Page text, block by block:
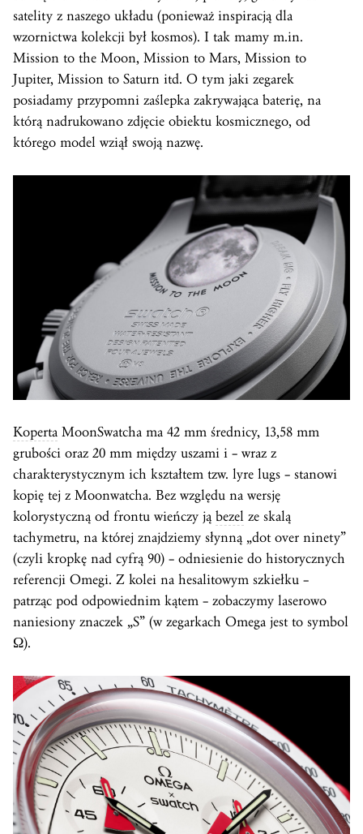
satelity z naszego układu (ponieważ inspiracją dla
wzornictwa kolekcji był kosmos). I tak mamy m.in.
Mission to the Moon, Mission to Mars, Mission to
Jupiter, Mission to Saturn itd. O tym jaki zegarek
posiadamy przypomni zaślepka zakrywająca baterię, na
którą nadrukowano zdjęcie obiektu kosmicznego, od
którego model wziął swoją nazwę.
Koperta MoonSwatcha ma 42 mm średnicy, 13,58 mm
grubości oraz 20 mm między uszami i – wraz z
charakterystycznym ich kształtem tzw. lyre lugs – stanowi
kopię tej z Moonwatcha. Bez względu na wersję
kolorystyczną od frontu wieńczy ją bezel ze skalą
tachymetru, na której znajdziemy słynną „dot over ninety”
(czyli kropkę nad cyfrą 90) – odniesienie do historycznych
referencji Omegi. Z kolei na hesalitowym szkiełku –
patrząc pod odpowiednim kątem – zobaczymy laserowo
naniesiony znaczek „S” (w zegarkach Omega jest to symbol
Ω).